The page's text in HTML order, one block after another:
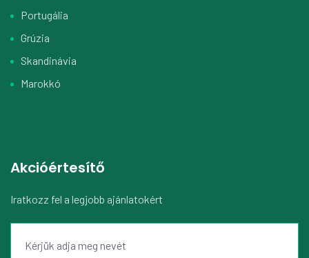
Portugália
Grúzia
Skandinávia
Marokkó
Akcióértesítő
Iratkozz fel a legjobb ajánlatokért